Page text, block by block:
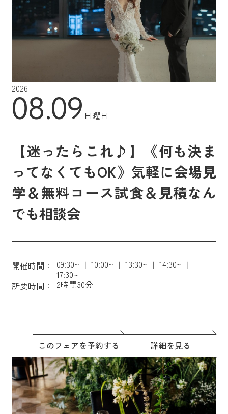
2026
08.09 日曜日
【迷ったらこれ♪】《何も決ま
ってなくてもOK》気軽に会場見
学＆無料コース試食＆見積なん
でも相談会
開催時間： 09:30~ 10:00~ 13:30~
14:30~
17:30~
所要時間：
2時間30分
このフェアを予約する 詳細を見る